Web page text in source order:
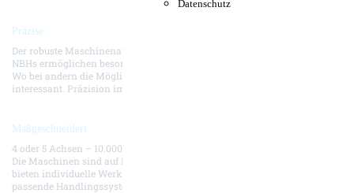
Datenschutz
Präzise
Der robuste Maschinenaufbau und die hohe Dauergenauigkeit unserer
NBHs ermöglichen besonders maß- und konturhaltige Werkstücke.
Wo bei andern die Möglichkeiten enden, wird es für uns erst
interessant. Präzision im Standard.
Maßgeschneidert
4 oder 5 Achsen – 10.000 Möglichkeiten für eine Rundum-Perfektion.
Die Maschinen sind auf Ihre Anforderungen konfigurierbar. Wir
bieten individuelle Werkstück- und System-Automatisierung und
passende Handlingssysteme.